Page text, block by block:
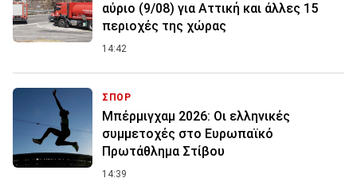
αύριο (9/08) για Αττική και άλλες 15
περιοχές της χώρας
14:42
ΣΠΟΡ
Μπέρμιγχαμ 2026: Οι ελληνικές
συμμετοχές στο Ευρωπαϊκό
Πρωτάθλημα Στίβου
14:39